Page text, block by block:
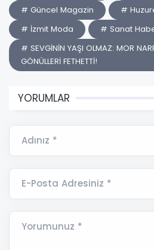
# Güncel Magazin
#
# İzmit Moda
# Sanat
# SEVGİNİN YAŞI OLMAZ: MOR
GÖNÜLLERİ FETHETTİ!
YORUMLAR
Adınız *
E-Posta Adresiniz *
Yorumunuz *